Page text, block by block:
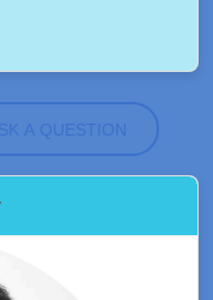
A QUESTION